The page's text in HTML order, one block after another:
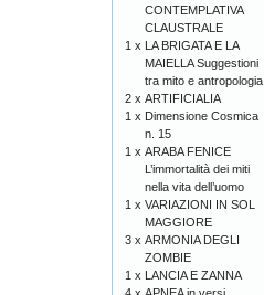
CONTEMPLATIVA
CLAUSTRALE
1 x LA BRIGATA E LA
MAIELLA Suggestioni
tra mito e antropologia
2 x ARTIFICIALIA
1 x Dimensione Cosmica
n. 15
1 x ARABA FENICE
L’immortalità dei miti
nella vita dell’uomo
1 x VARIAZIONI IN SOL
MAGGIORE
3 x ARMONIA DEGLI
ZOMBIE
1 x LANCIA E ZANNA